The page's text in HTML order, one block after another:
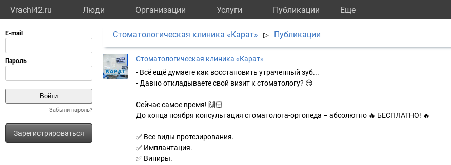
Vrachi42.ru Люди Организации Услуги Публикации Eще
Забыли пароль?
Зарегистрироваться
Cтоматологическая клиника «Карат» ▷ Публикации
Cтоматологическая клиника «Карат»
- Всё ещё думаете как восстановить утраченный зуб...
- Давно откладываете свой визит к стоматологу? 😏
Сейчас самое время! 🙌🏻
До конца ноября консультация стоматолога-ортопеда – абсолютно 🔥 БЕСПЛАТНО! 🔥
✅ Все виды протезирования.
✅ Имплантация.
✅ Виниры.